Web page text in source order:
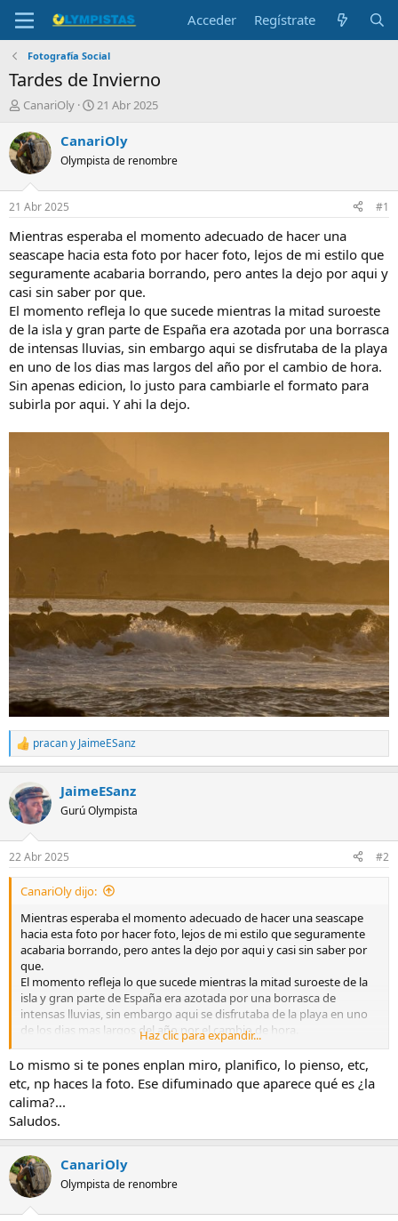
Acceder Regístrate
Fotografía Social
Tardes de Invierno
I
i
c
i
a
d
o
r
e
l
t
e
m
a
CanariOly
F
c
a
i
n
c
i
o
21 Abr 2025
CanariOly
Olympista de renombre
21 Abr 2025 #1
Mientras esperaba el momento adecuado de hacer una
seascape hacia esta foto por hacer foto, lejos de mi estilo que
seguramente acabaria borrando, pero antes la dejo por aqui y
casi sin saber por que.
El momento refleja lo que sucede mientras la mitad suroeste
de la isla y gran parte de España era azotada por una borrasca
de intensas lluvias, sin embargo aqui se disfrutaba de la playa
en uno de los dias mas largos del año por el cambio de hora.
Sin apenas edicion, lo justo para cambiarle el formato para
subirla por aqui. Y ahi la dejo.
R
e
c
c
i
e
s
pracany JaimeESanz
JaimeESanz
Gurú Olympista
22 Abr 2025 #2
CanariOly dijo:
Mientras esperaba el momento adecuado de hacer una seascape
hacia esta foto por hacer foto, lejos de mi estilo que seguramente
acabaria borrando, pero antes la dejo por aqui y casi sin saber por
que.
El momento refleja lo que sucede mientras la mitad suroeste de la
isla y gran parte de España era azotada por una borrasca de
intensas lluvias, sin embargo aqui se disfrutaba de la playa en uno
de los dias mas largos del año por el cambio de hora.
Sin apenas edicion, lo justo para cambiarle el formato para subirla
por aqui. Y ahi la dejo.
Ver el archivos adjunto 10692
Haz clic para expandir...
Lo mismo si te pones enplan miro, planifico, lo pienso, etc,
etc, np haces la foto. Ese difuminado que aparece qué es ¿la
calima?...
Saludos.
CanariOly
Olympista de renombre